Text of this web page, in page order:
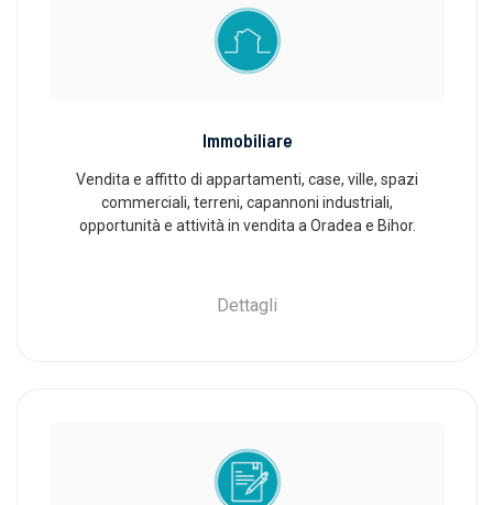
Immobiliare
Vendita e affitto di appartamenti, case, ville, spazi
commerciali, terreni, capannoni industriali,
opportunità e attività in vendita a Oradea e Bihor.
Dettagli